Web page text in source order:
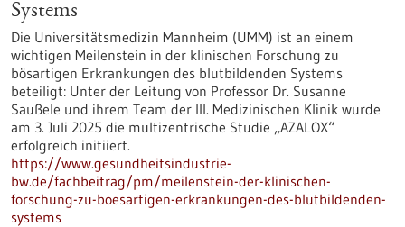
Systems
Die Universitätsmedizin Mannheim (UMM) ist an einem
wichtigen Meilenstein in der klinischen Forschung zu
bösartigen Erkrankungen des blutbildenden Systems
beteiligt: Unter der Leitung von Professor Dr. Susanne
Saußele und ihrem Team der III. Medizinischen Klinik wurde
am 3. Juli 2025 die multizentrische Studie „AZALOX“
erfolgreich initiiert.
https://www.gesundheitsindustrie-
bw.de/fachbeitrag/pm/meilenstein-der-klinischen-
forschung-zu-boesartigen-erkrankungen-des-blutbildenden-
systems